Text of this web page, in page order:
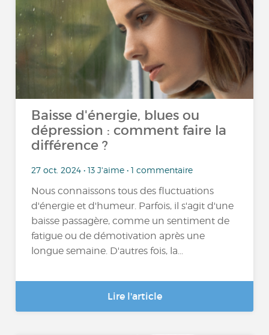
Baisse d'énergie, blues ou
dépression : comment faire la
différence ?
27 oct. 2024 • 13 J'aime • 1 commentaire
Nous connaissons tous des fluctuations
d'énergie et d'humeur. Parfois, il s'agit d'une
baisse passagère, comme un sentiment de
fatigue ou de démotivation après une
longue semaine. D'autres fois, la...
Lire l'article